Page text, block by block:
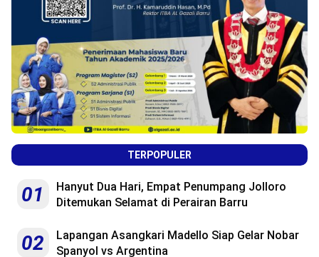
TERPOPULER
01
Hanyut Dua Hari, Empat Penumpang Jolloro
Ditemukan Selamat di Perairan Barru
02
Lapangan Asangkari Madello Siap Gelar Nobar
Spanyol vs Argentina